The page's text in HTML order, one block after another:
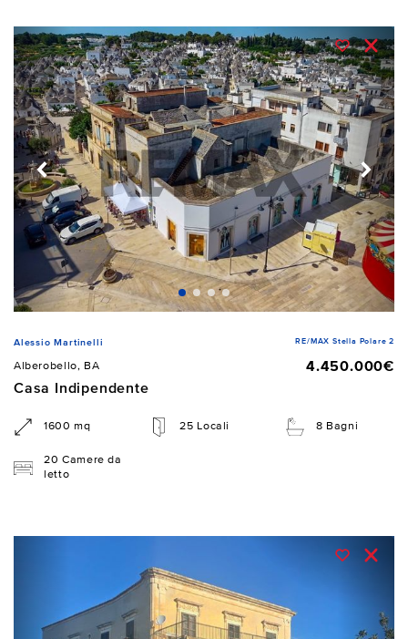
Alessio Martinelli RE/MAX Stella Polare 2
Alberobello, BA
4.450.000€
Casa Indipendente
1600 mq 25 Locali 8 Bagni
20 Camere da
letto